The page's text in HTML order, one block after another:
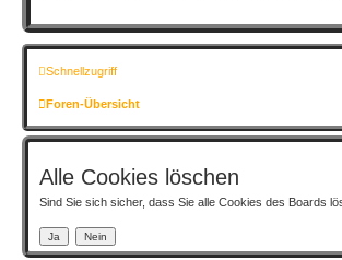
Schnellzugriff
Foren-Übersicht
Alle Cookies löschen
Sind Sie sich sicher, dass Sie alle Cookies des Boards